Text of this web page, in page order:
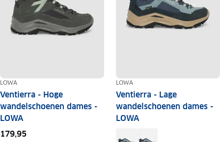
LOWA
Ventierra - Hoge
wandelschoenen dames -
LOWA
179,95
LOWA
Ventierra - Lage
wandelschoenen dames -
LOWA